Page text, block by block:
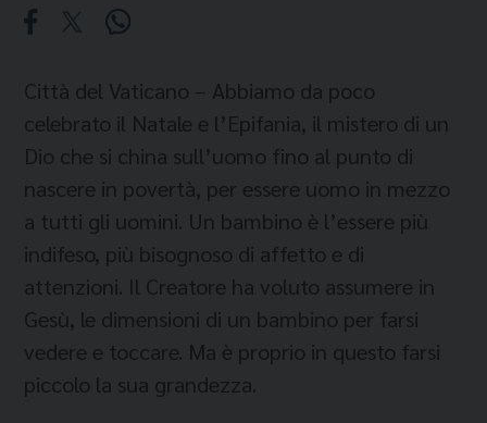
Città del Vaticano – Abbiamo da poco
celebrato il Natale e l’Epifania, il mistero di un
Dio che si china sull’uomo fino al punto di
nascere in povertà, per essere uomo in mezzo
a tutti gli uomini. Un bambino è l’essere più
indifeso, più bisognoso di affetto e di
attenzioni. Il Creatore ha voluto assumere in
Gesù, le dimensioni di un bambino per farsi
vedere e toccare. Ma è proprio in questo farsi
piccolo la sua grandezza.